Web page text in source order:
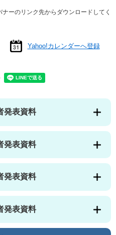
ーのリンク先からダウンロードしてく
Yahoo!カレンダーへ登録
発表資料
発表資料
発表資料
発表資料